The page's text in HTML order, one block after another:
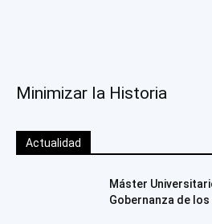
Minimizar la Historia
Actualidad
Máster
Gobernanza de